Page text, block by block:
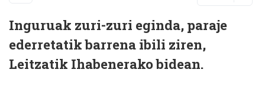
Inguruak zuri-zuri eginda, paraje
ederretatik barrena ibili ziren,
Leitzatik Ihabenerako bidean.